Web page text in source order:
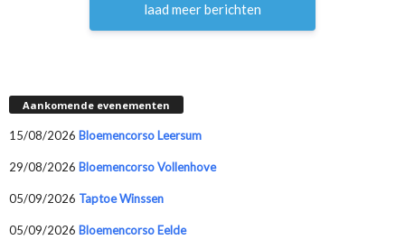
laad meer berichten
Aankomende evenementen
15/08/2026 Bloemencorso Leersum
29/08/2026 Bloemencorso Vollenhove
05/09/2026 Taptoe Winssen
05/09/2026 Bloemencorso Eelde